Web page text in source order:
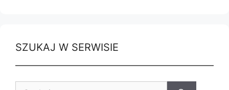
SZUKAJ W SERWISIE